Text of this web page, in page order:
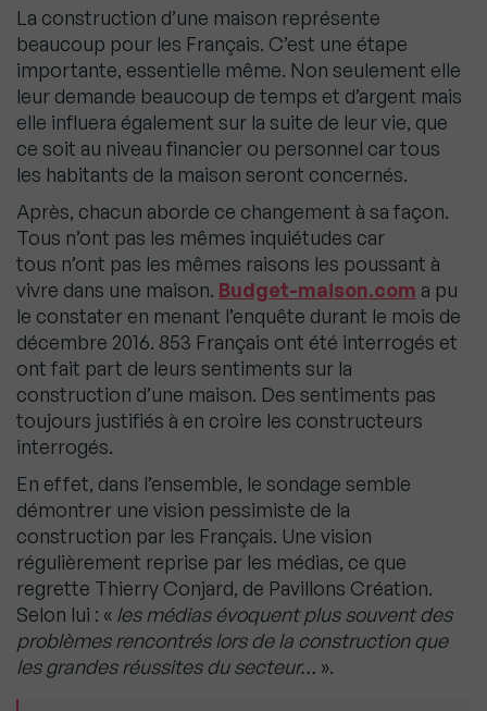
La construction d’une maison représente
beaucoup pour les Français. C’est une étape
importante, essentielle même. Non seulement elle
leur demande beaucoup de temps et d’argent mais
elle influera également sur la suite de leur vie, que
ce soit au niveau financier ou personnel car tous
les habitants de la maison seront concernés.
Après, chacun aborde ce changement à sa façon.
Tous n’ont pas les mêmes inquiétudes car
tous n’ont pas les mêmes raisons les poussant à
vivre dans une maison. Budget-maison.com a pu
le constater en menant l’enquête durant le mois de
décembre 2016. 853 Français ont été interrogés et
ont fait part de leurs sentiments sur la
construction d’une maison. Des sentiments pas
toujours justifiés à en croire les constructeurs
interrogés.
En effet, dans l’ensemble, le sondage semble
démontrer une vision pessimiste de la
construction par les Français. Une vision
régulièrement reprise par les médias, ce que
regrette Thierry Conjard, de Pavillons Création.
Selon lui : « les médias évoquent plus souvent des
problèmes rencontrés lorsde la construction que
les grandes réussites du secteur… ».